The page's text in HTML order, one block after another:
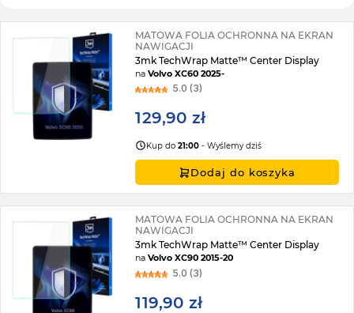
MATOWA FOLIA OCHRONNA NA EKRAN
NAWIGACJI
3mk TechWrap Matte™ Center Display
naVolvo XC60 2025-
5.0 (3)
129,90 zł
Kup do21:00 - Wyślemy dziś
Dodaj do koszyka
MATOWA FOLIA OCHRONNA NA EKRAN
NAWIGACJI
3mk TechWrap Matte™ Center Display
naVolvo XC90 2015-20
5.0 (3)
119,90 zł